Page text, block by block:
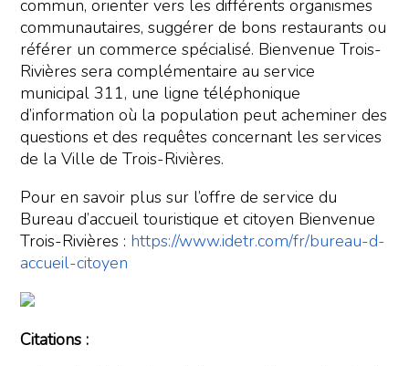
commun, orienter vers les différents organismes
communautaires, suggérer de bons restaurants ou
référer un commerce spécialisé. Bienvenue Trois-
Rivières sera complémentaire au service
municipal 311, une ligne téléphonique
d’information où la population peut acheminer des
questions et des requêtes concernant les services
de la Ville de Trois-Rivières.
Pour en savoir plus sur l’offre de service du
Bureau d’accueil touristique et citoyen Bienvenue
Trois-Rivières : https://www.idetr.com/fr/bureau-d-
accueil-citoyen
Citations :